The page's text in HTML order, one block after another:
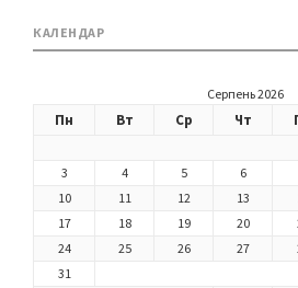
КАЛЕНДАР
Серпень 2026
Пн Вт Ср Чт
3
4 5 6
10
11 12 13
17
18 19 20
24
25 26 27
31